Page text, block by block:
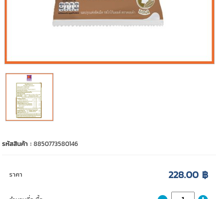
รหัสสินค้า :8850773580146
ราคา 228.00 ฿